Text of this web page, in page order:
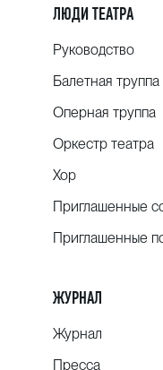
ЛЮДИ ТЕАТРА
Руководство
Балетная труппа
Оперная труппа
Оркестр театра
Хор
Приглашенные
Приглашенные
ЖУРНАЛ
Журнал
Пресса